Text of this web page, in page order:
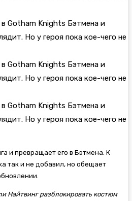
и превращает его в Бэтмена. К
так и не добавил, но обещает
Найтвинг разблокировать костюм